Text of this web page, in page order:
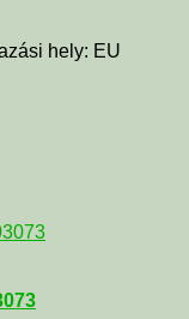
hely: EU